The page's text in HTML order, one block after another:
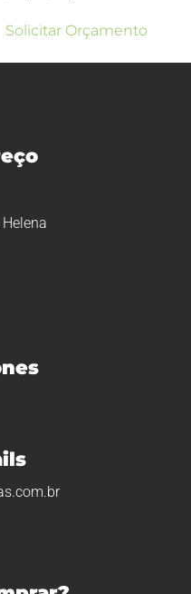
Solicitar Orçamento